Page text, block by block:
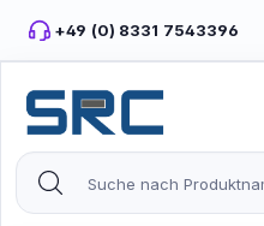
Zum Hauptinhalt springen
+49 (0) 8331 7543396